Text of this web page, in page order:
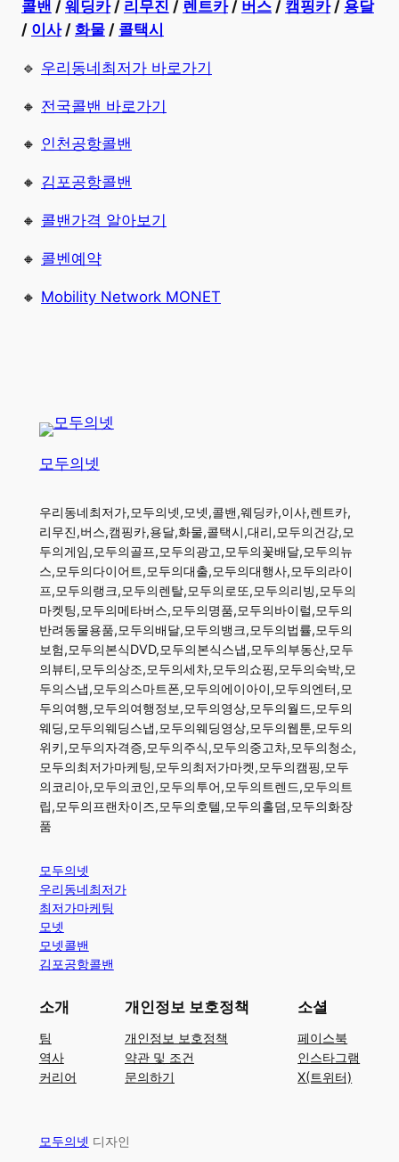
콜밴 / 웨딩카/ 리무진 / 렌트카/ 버스 / 캠핑카/ 용달
/ 이사/ 화물 / 콜택시
🔹 우리동네최저가 바로가기
🔸 전국콜밴 바로가기
🔸 인천공항콜밴
🔸 김포공항콜밴
🔸 콜밴가격 알아보기
🔸 콜벤예약
🔸 Mobility Network MONET
모두의넷
우리동네최저가,모두의넷,모넷,콜밴,웨딩카,이사,렌트카,
리무진,버스,캠핑카,용달,화물,콜택시,대리,모두의건강,모
두의게임,모두의골프,모두의광고,모두의꽃배달,모두의뉴
스,모두의다이어트,모두의대출,모두의대행사,모두의라이
프,모두의랭크,모두의렌탈,모두의로또,모두의리빙,모두의
마켓팅,모두의메타버스,모두의명품,모두의바이럴,모두의
반려동물용품,모두의배달,모두의뱅크,모두의법률,모두의
보험,모두의본식DVD,모두의본식스냅,모두의부동산,모두
의뷰티,모두의상조,모두의세차,모두의쇼핑,모두의숙박,모
두의스냅,모두의스마트폰,모두의에이아이,모두의엔터,모
두의여행,모두의여행정보,모두의영상,모두의월드,모두의
웨딩,모두의웨딩스냅,모두의웨딩영상,모두의웹툰,모두의
위키,모두의자격증,모두의주식,모두의중고차,모두의청소,
모두의최저가마케팅,모두의최저가마켓,모두의캠핑,모두
의코리아,모두의코인,모두의투어,모두의트렌드,모두의트
립,모두의프랜차이즈,모두의호텔,모두의홀덤,모두의화장
품
모두의넷
우리동네최저가
최저가마케팅
모넷
모넷콜밴
김포공항콜밴
소개
팀
역사
커리어
개인정보 보호정책
개인정보 보호정책
약관 및 조건
문의하기
소셜
페이스북
인스타그램
X(트위터)
모두의넷 디자인